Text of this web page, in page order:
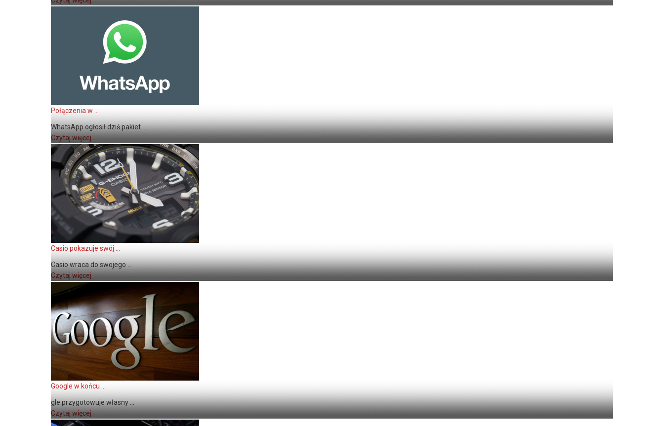
Połączenia w ...
WhatsApp ogłosił dziś pakiet ...
Czytaj więcej
Casio pokazuje swój ...
Casio wraca do swojego ...
Czytaj więcej
Google w końcu ...
gle przygotowuje własny ...
Czytaj więcej